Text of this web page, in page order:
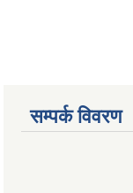
सम्पर्क विवरण